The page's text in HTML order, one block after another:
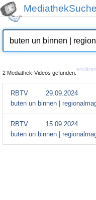
MediathekSuche
2 Mediathek-Videos gefunden.
erklären
RBTV
29.09.2024
buten un binnen |
RBTV
15.09.2024
buten un binnen |